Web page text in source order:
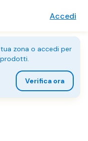
Accedi
zona o accedi per
Verifica ora